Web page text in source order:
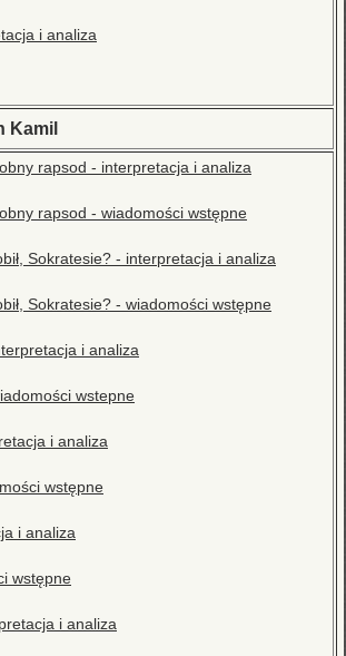
i analiza
Kamil
rapsod - interpretacja i analiza
rapsod - wiadomości wstępne
Sokratesie? - interpretacja i analiza
Sokratesie? - wiadomości wstępne
i analiza
wstepne
i analiza
wstępne
i analiza
wstępne
i analiza